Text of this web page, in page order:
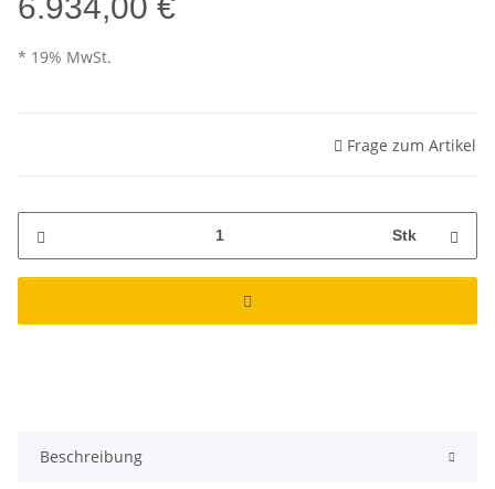
* 19% MwSt.
Frage zum Artikel
Stk
Beschreibung